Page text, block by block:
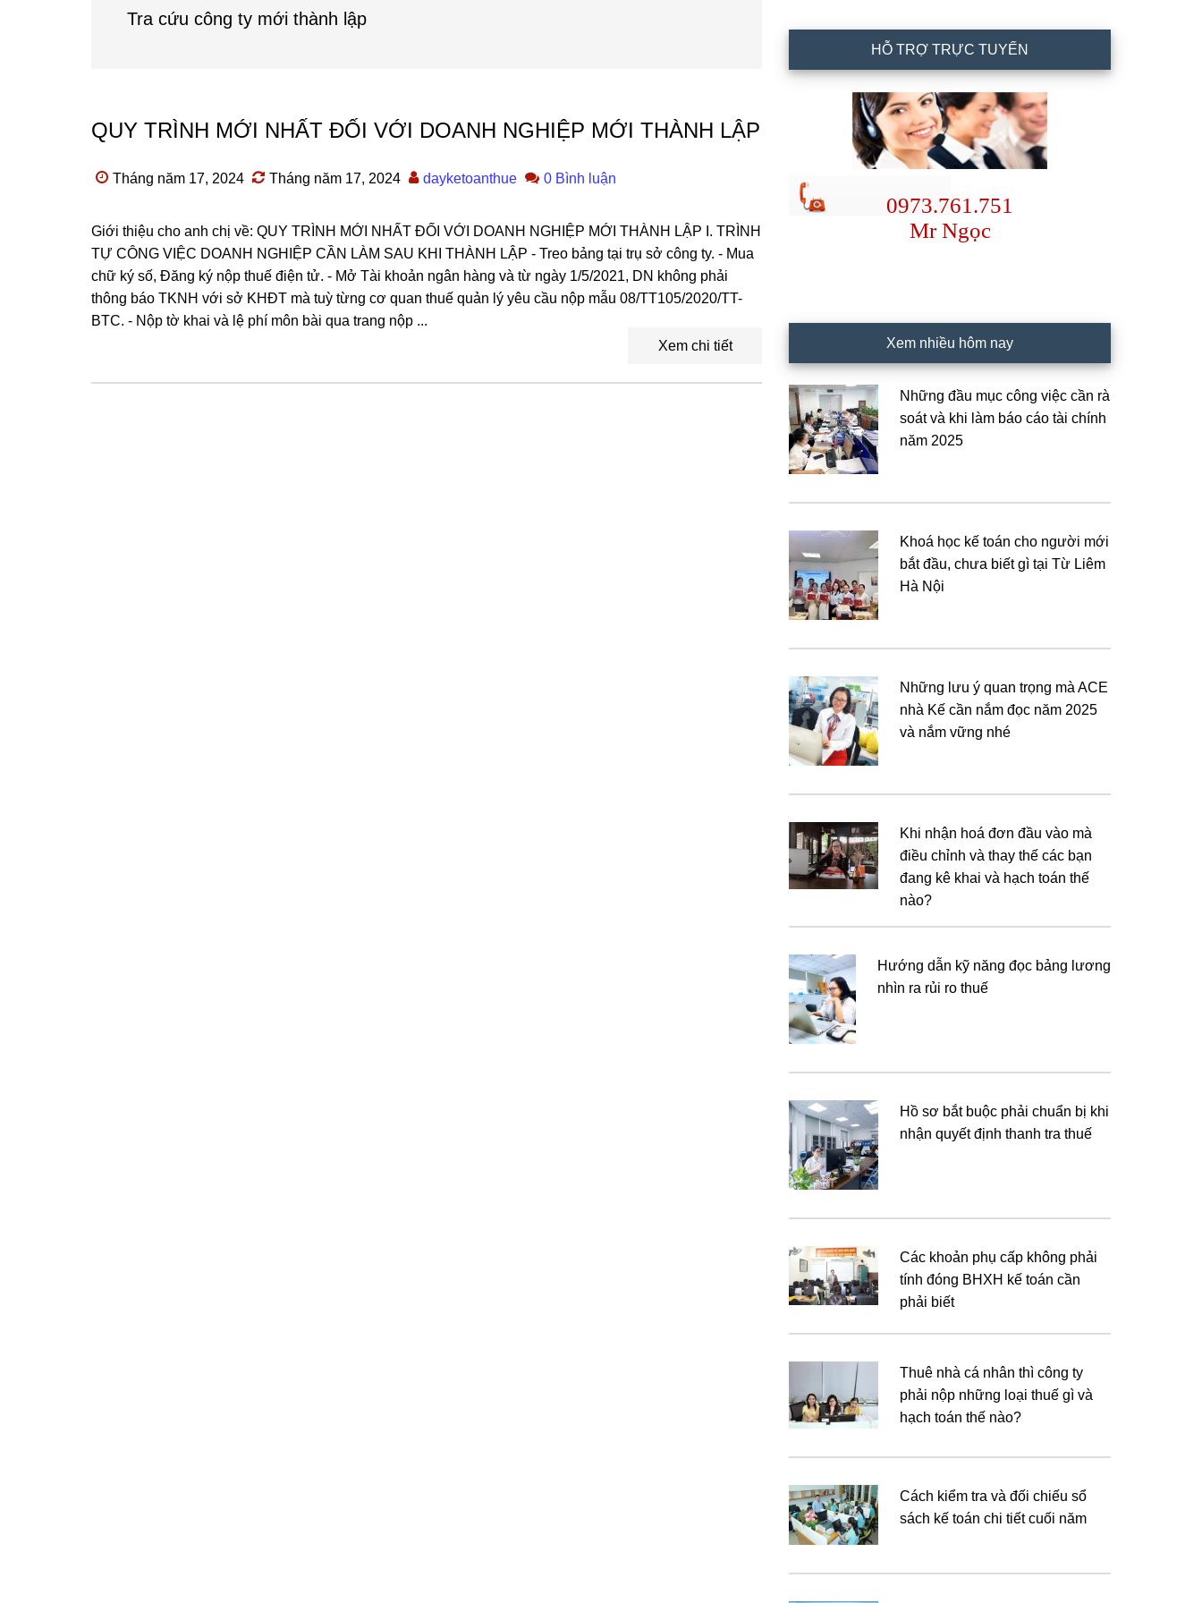
Tra cứu công ty mới thành lập
QUY TRÌNH MỚI NHẤT ĐỐI VỚI DOANH NGHIỆP MỚI THÀNH LẬP
Tháng năm 17, 2024 Tháng năm 17, 2024 dayketoanthue 0 Bình luận
Giới thiệu cho anh chị về: QUY TRÌNH MỚI NHẤT ĐỐI VỚI DOANH NGHIỆP MỚI THÀNH LẬP I. TRÌNH
TỰ CÔNG VIỆC DOANH NGHIỆP CẦN LÀM SAU KHI THÀNH LẬP - Treo bảng tại trụ sở công ty. - Mua
chữ ký số, Đăng ký nộp thuế điện tử. - Mở Tài khoản ngân hàng và từ ngày 1/5/2021, DN không phải
thông báo TKNH với sở KHĐT mà tuỳ từng cơ quan thuế quản lý yêu cầu nộp mẫu 08/TT105/2020/TT-
BTC. - Nộp tờ khai và lệ phí môn bài qua trang nộp ...
Xem chi tiết
HỖ TRỢ TRỰC TUYẾN
0973.761.751
Mr Ngọc
Xem nhiều hôm nay
Những đầu mục công việc cần rà
soát và khi làm báo cáo tài chính
năm 2025
Khoá học kế toán cho người mới
bắt đầu, chưa biết gì tại Từ Liêm
Hà Nội
Những lưu ý quan trọng mà ACE
nhà Kế cần nắm đọc năm 2025
và nắm vững nhé
Khi nhận hoá đơn đầu vào mà
điều chỉnh và thay thế các bạn
đang kê khai và hạch toán thế
nào?
Hướng dẫn kỹ năng đọc bảng lương
nhìn ra rủi ro thuế
Hồ sơ bắt buộc phải chuẩn bị khi
nhận quyết định thanh tra thuế
Các khoản phụ cấp không phải
tính đóng BHXH kế toán cần
phải biết
Thuê nhà cá nhân thì công ty
phải nộp những loại thuế gì và
hạch toán thế nào?
Cách kiểm tra và đối chiếu sổ
sách kế toán chi tiết cuối năm